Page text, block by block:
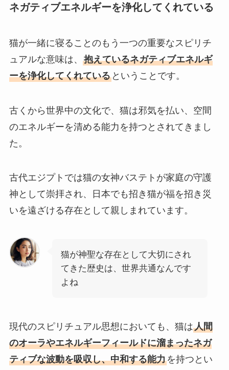
ネガティブエネルギーを浄化してくれている
猫が一緒に寝ることのもう一つの重要なスピリチ
ュアルな意味は、 抱えているネガティブエネルギ
ーを浄化してくれているということです。
古くから世界中の文化で、猫は邪気を払い、空間
のエネルギーを清める能力を持つとされてきまし
た。
古代エジプトでは猫の女神バステトが家庭の守護
神として崇拝され、日本でも招き猫が福を招き災
いを遠ざける存在として親しまれています。
猫が神聖な存在として大切にされ
てきた歴史は、世界共通なんです
よね
現代のスピリチュアル思想においても、猫は人間
のオーラやエネルギーフィールドに溜まったネガ
ティブな波動を吸収し、中和する能力を持つとい